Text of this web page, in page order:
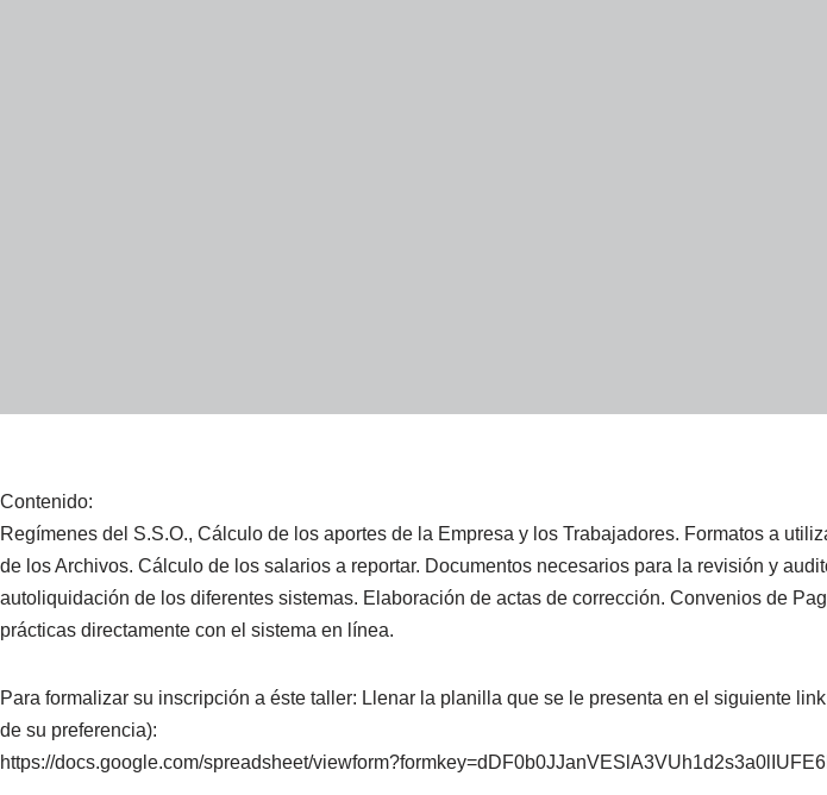
Contenido:
Regímenes del S.S.O., Cálculo de los aportes de la Empresa y los Trabajadores. Formatos a
de los Archivos. Cálculo de los salarios a reportar. Documentos necesarios para la revisión y
autoliquidación de los diferentes sistemas. Elaboración de actas de corrección. Convenios de
prácticas directamente con el sistema en línea.
Para formalizar su inscripción a éste taller: Llenar la planilla que se le presenta en el siguiente
de su preferencia):
https://docs.google.com/spreadsheet/